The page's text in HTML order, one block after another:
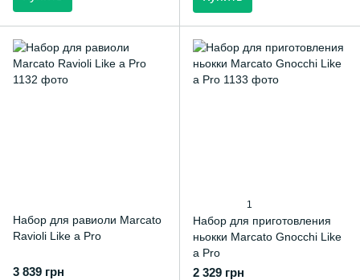
Набор для равиоли Marcato
Ravioli Like a Pro
3 839 грн
1
Набор для приготовления
ньокки Marcato Gnocchi Like
a Pro
2 329 грн